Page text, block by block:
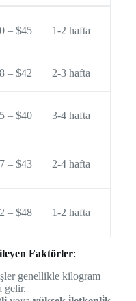
– $45 1-2 hafta
– $42 2-3 hafta
– $40 3-4 hafta
– $43 2-4 hafta
– $48 1-2 hafta
Faktörler:
genellikle kilogram
gelir.